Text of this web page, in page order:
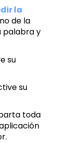
la
de la
palabra y
su
su
toda